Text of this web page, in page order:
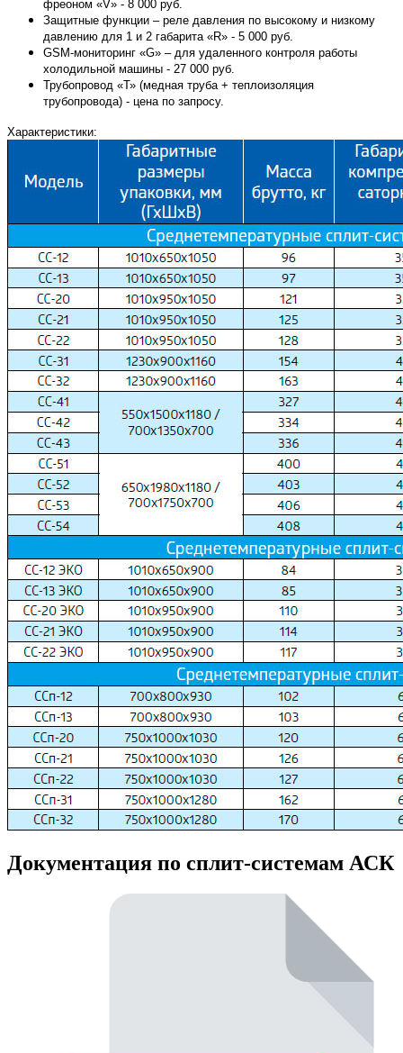
фреоном «V» - 8 000 руб.
Защитные функции – реле давления по высокому и низкому
давлению для 1 и 2 габарита «R» - 5 000 руб.
GSM-мониторинг «G» – для удаленного контроля работы
холодильной машины - 27 000 руб.
Трубопровод «Т» (медная труба + теплоизоляция
трубопровода) - цена по запросу.
Характеристики:
Документация по сплит-системам АСК